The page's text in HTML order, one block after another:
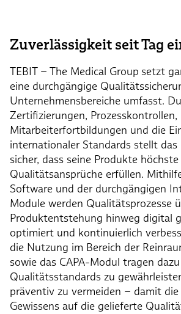
Zuverlässigkeit seit Tag
TEBIT – The Medical Group setzt
eine durchgängige
Unternehmensbereiche umfasst.
Zertifizierungen, Prozesskontrollen,
Mitarbeiterfortbildungen und die
internationaler Standards stellt
sicher, dass seine Produkte höchste
Qualitätsansprüche erfüllen.
Software und der durchgängigen
Module werden Qualitätsprozesse
Produktentstehung hinweg digital
optimiert und kontinuierlich
die Nutzung im Bereich der
sowie das CAPA-Modul tragen
Qualitätsstandards zu
präventiv zu vermeiden – damit
Gewissens auf die gelieferte